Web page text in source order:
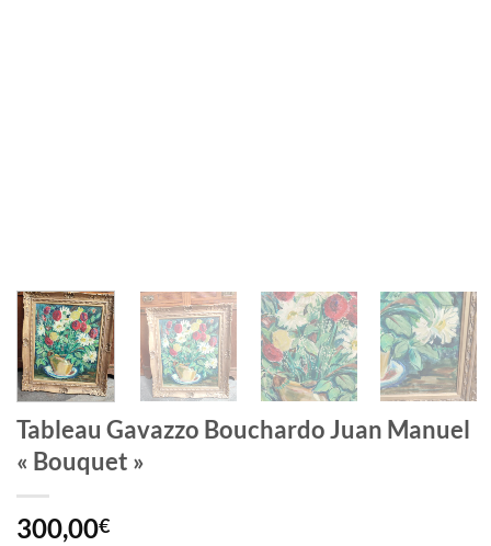
Tableau Gavazzo Bouchardo Juan Manuel
« Bouquet »
300,00€